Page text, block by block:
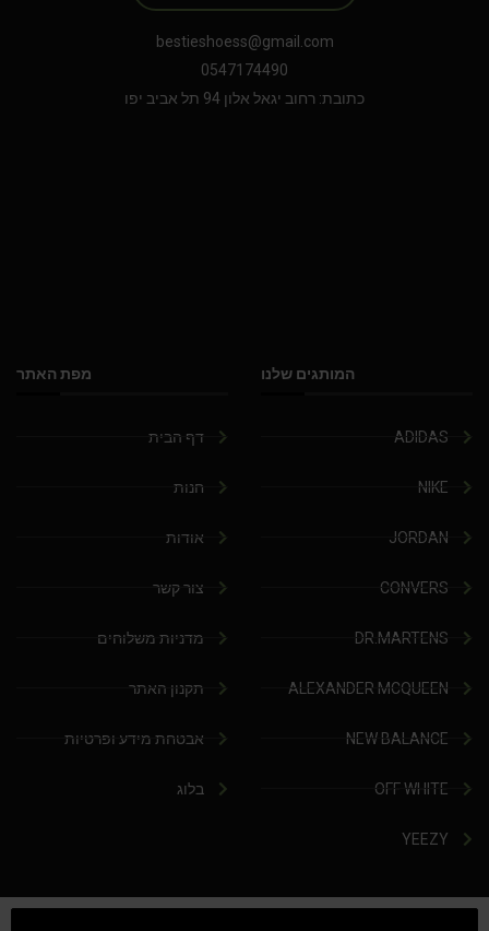
bestieshoess@gmail.com
0547174490
כתובת: רחוב יגאל אלון 94 תל אביב יפו
המותגים שלנו
ADIDAS
NIKE
JORDAN
CONVERS
DR.MARTENS
ALEXANDER MCQUEEN
NEW BALANCE
OFF WHITE
YEEZY
מפת האתר
דף הבית
חנות
אודות
צור קשר
מדניות משלוחים
תקנון האתר
אבטחת מידע ופרטיות
בלוג